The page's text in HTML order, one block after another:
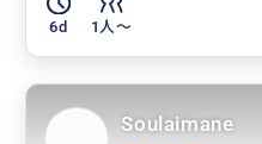
6d 1人〜
Soulaimane